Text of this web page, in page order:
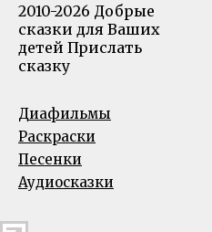
2010-2026 Добрые
сказки для Ваших
детей Прислать
сказку
Диафильмы
Раскраски
Песенки
Аудиосказки